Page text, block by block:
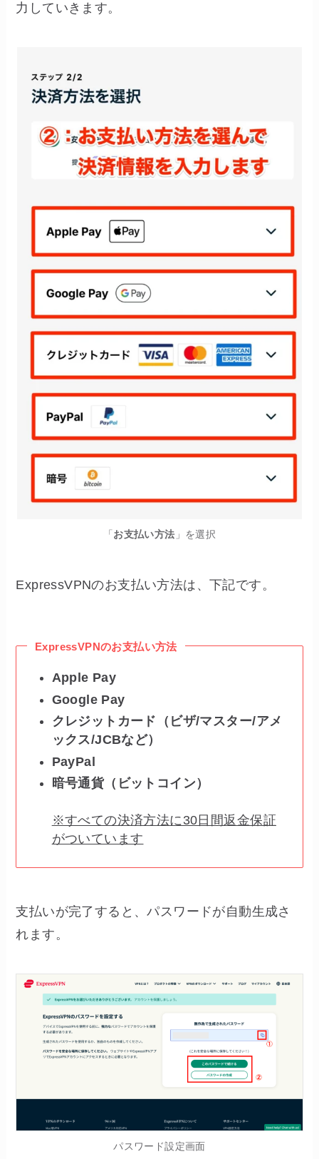
力していきます。
「 お支払い方法 」を選択
ExpressVPNのお支払い方法は、下記です。
ExpressVPNのお支払い方法
Apple Pay
Google Pay
クレジットカード（ビザ/マスター/アメ
ックス/JCBなど）
PayPal
暗号通貨（ビットコイン）
※すべての決済方法に30日間返金保証
がついています
支払いが完了すると、パスワードが自動生成さ
れます。
パスワード設定画面